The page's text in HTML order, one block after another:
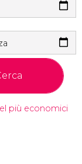
più economici